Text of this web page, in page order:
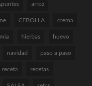
arroz
CEBOLLA crema
hierbas huevo
navidad paso a paso
receta recetas